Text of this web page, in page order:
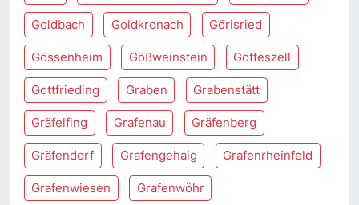
Goldbach Goldkronach Görisried
Gössenheim Gößweinstein Gotteszell
Gottfrieding Graben Grabenstätt
Gräfelfing Grafenau Gräfenberg
Gräfendorf Grafengehaig Grafenrheinfeld
Grafenwiesen Grafenwöhr